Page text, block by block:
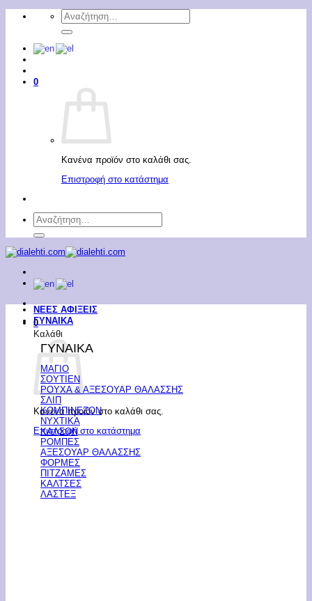
Μετάβαση
Αναζήτηση
για:
0
Κανένα προϊόν στο καλάθι σας.
Επιστροφή στο κατάστημα
Αναζήτηση
για:
0
Καλάθι
Κανένα προϊόν στο καλάθι σας.
Επιστροφή στο κατάστημα
ΝΕΕΣ ΑΦΙΞΕΙΣ
ΓΥΝΑΙΚΑ
ΓΥΝΑΙΚΑ
ΜΑΓΙΟ
ΣΟΥΤΙΕΝ
ΡΟΥΧΑ & ΑΞΕΣΟΥΑΡ ΘΑΛΑΣΣΗΣ
ΣΛΙΠ
ΚΟΜΠΙΝΕΖΟΝ
ΝΥΧΤΙΚΑ
ΚΑΛΣΟΝ
ΡΟΜΠΕΣ
ΑΞΕΣΟΥΑΡ ΘΑΛΑΣΣΗΣ
ΦΟΡΜΕΣ
ΠΙΤΖΑΜΕΣ
ΚΑΛΤΣΕΣ
ΛΑΣΤΕΞ